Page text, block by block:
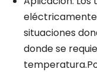
situaciones
donde se